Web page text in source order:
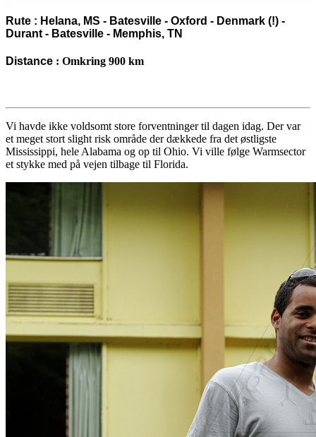
Rute : Helana, MS - Batesville - Oxford - Denmark (!) -
Durant - Batesville - Memphis, TN
Distance : Omkring 900 km
Vi havde ikke voldsomt store forventninger til dagen idag. Der var
et meget stort slight risk område der dækkede fra det østligste
Mississippi, hele Alabama og op til Ohio. Vi ville følge Warmsector
et stykke med på vejen tilbage til Florida.